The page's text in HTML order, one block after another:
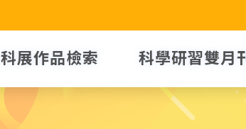
科展作品檢索 科學研習雙月